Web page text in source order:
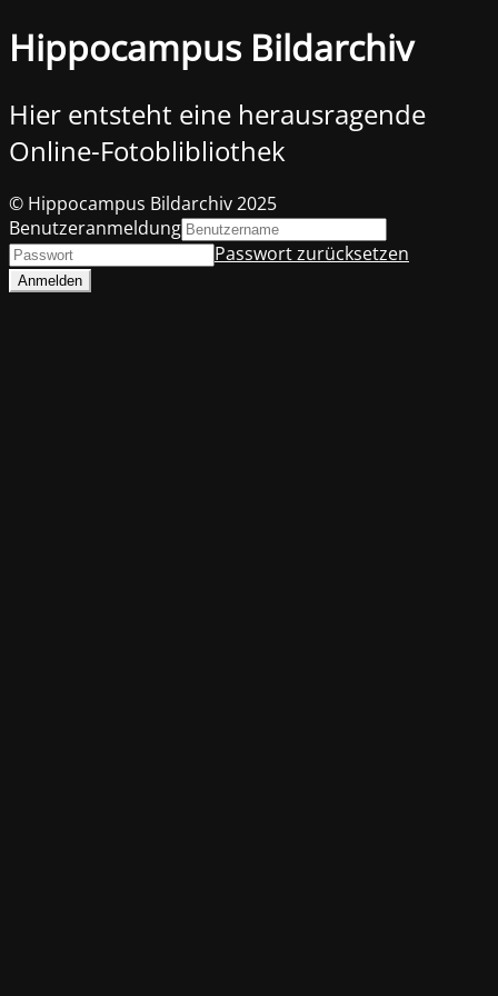
Hippocampus Bildarchiv
Hier entsteht eine herausragende
Online-Fotoblibliothek
© Hippocampus Bildarchiv 2025
Benutzeranmeldung
Passwort zurücksetzen